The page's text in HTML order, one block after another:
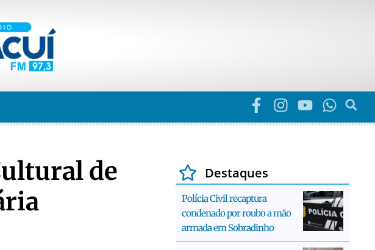
de
Destaques
Polícia Civil recaptura
condenado por roubo a mão
armada em Sobradinho